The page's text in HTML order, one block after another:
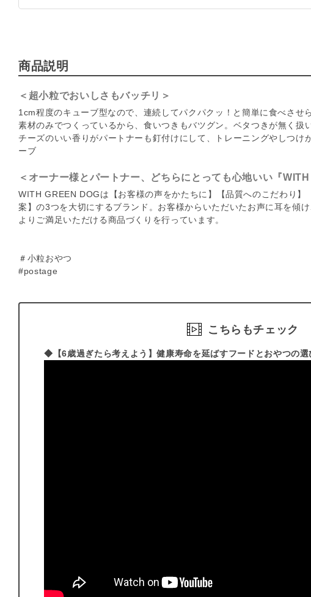
商品説明
＜超小粒でおいしさもバッチリ＞
1cm程度のキューブ型なので、連続してパクパクッ！と簡単に食べさせ
素材のみでつくっているから、食いつきもバツグン。ベタつきが無く扱
チーズのいい香りがパートナーも釘付けにして、トレーニングやしつけ
ーブ
＜オーナー様とパートナー、どちらにとっても心地いい『
WITH GREEN DOGは【お客様の声をかたちに】【品質へのこだわり】
案】の3つを大切にするブランド。お客様からいただいたお声に耳を傾
よりご満足いただける商品づくりを行っています。
＃小粒おやつ
#postage
こちらもチェック
◆【6歳過ぎたら考えよう】健康寿命を延ばすフードとおやつの選